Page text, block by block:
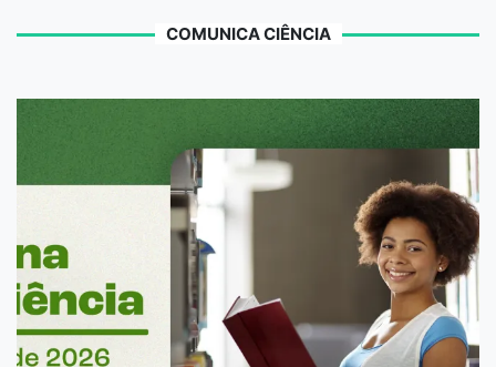
COMUNICA CIÊNCIA